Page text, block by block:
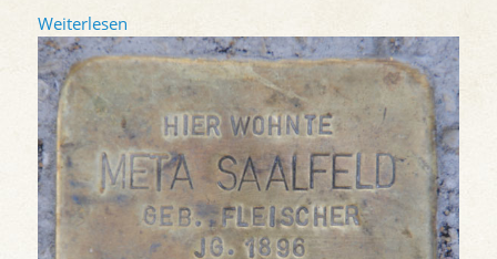
Weiterlesen